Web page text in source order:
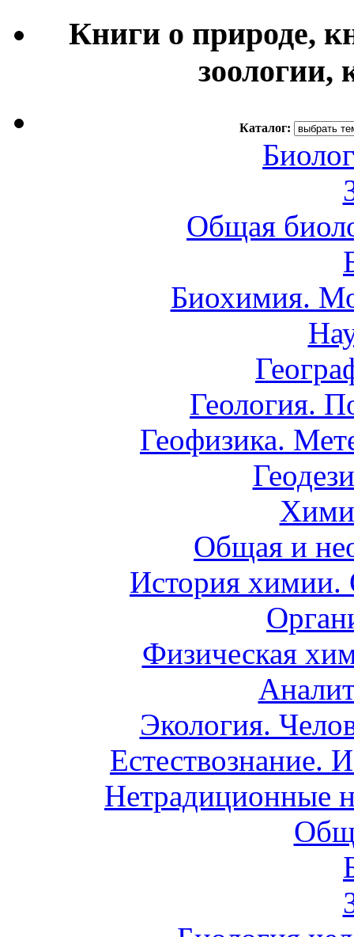
Книги о природе,
зоологии,
Каталог:
Общая
Биохимия.
Геология.
Геофизика.
Общая и
История
Физическая
Экология.
Естествознание.
Нетрадиционные